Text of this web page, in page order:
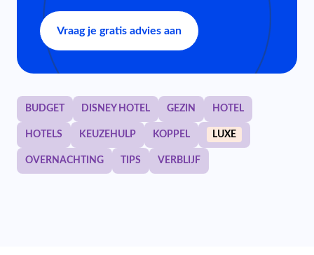
Vraag je gratis advies aan
BUDGET DISNEY HOTEL GEZIN HOTEL
HOTELS KEUZEHULP KOPPEL LUXE
OVERNACHTING TIPS VERBLIJF